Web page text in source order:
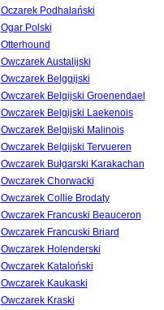
Oczarek Podhalański
Ogar Polski
Otterhound
Owczarek Austalijski
Owczarek Belggijski
Owczarek Belgijski Groenendael
Owczarek Belgijski Laekenois
Owczarek Belgijski Malinois
Owczarek Belgijski Tervueren
Owczarek Bułgarski Karakachan
Owczarek Chorwacki
Owczarek Collie Brodaty
Owczarek Francuski Beauceron
Owczarek Francuski Briard
Owczarek Holenderski
Owczarek Kataloński
Owczarek Kaukaski
Owczarek Kraski